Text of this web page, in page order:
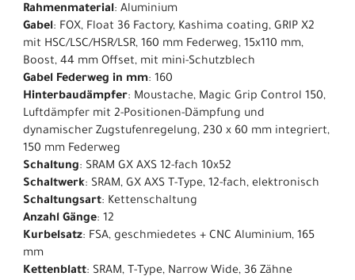
Rahmenmaterial: Aluminium
Gabel: FOX, Float 36 Factory, Kashima coating, GRIP X2
mit HSC/LSC/HSR/LSR, 160 mm Federweg, 15x110 mm,
Boost, 44 mm Offset, mit mini-Schutzblech
Gabel Federweg in mm: 160
Hinterbaudämpfer: Moustache, Magic Grip Control 150,
Luftdämpfer mit 2-Positionen-Dämpfung und
dynamischer Zugstufenregelung, 230 x 60 mm integriert,
150 mm Federweg
Schaltung: SRAM GX AXS 12-fach 10x52
Schaltwerk: SRAM, GX AXS T-Type, 12-fach, elektronisch
Schaltungsart: Kettenschaltung
Anzahl Gänge: 12
Kurbelsatz: FSA, geschmiedetes + CNC Aluminium, 165
mm
Kettenblatt: SRAM, T-Type, Narrow Wide, 36 Zähne